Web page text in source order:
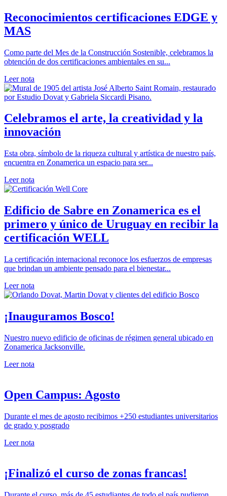
Reconocimientos certificaciones EDGE y
MAS
Como parte del Mes de la Construcción Sostenible, celebramos la
obtención de dos certificaciones ambientales en su...
Leer nota
Celebramos el arte, la creatividad y la
innovación
Esta obra, símbolo de la riqueza cultural y artística de nuestro país,
encuentra en Zonamerica un espacio para ser...
Leer nota
Edificio de Sabre en Zonamerica es el
primero y único de Uruguay en recibir la
certificación WELL
La certificación internacional reconoce los esfuerzos de empresas
que brindan un ambiente pensado para el bienestar...
Leer nota
¡Inauguramos Bosco!
Nuestro nuevo edificio de oficinas de régimen general ubicado en
Zonamerica Jacksonville.
Leer nota
Open Campus: Agosto
Durante el mes de agosto recibimos +250 estudiantes universitarios
de grado y posgrado
Leer nota
¡Finalizó el curso de zonas francas!